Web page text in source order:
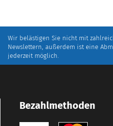
Wir belästigen Sie nicht mit
Newslettern, außerdem ist eine
jederzeit möglich.
Bezahlmethoden